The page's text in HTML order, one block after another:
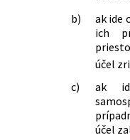
b)
ak ide
ich
účel
c)
ak
účel